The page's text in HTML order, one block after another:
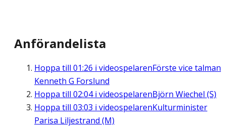
Anförandelista
Hoppa till 01:26 i videospelarenFörste vice talman
Kenneth G Forslund
Hoppa till 02:04i videospelarenBjörn Wiechel (S)
Hoppa till 03:03 i videospelarenKulturminister
Parisa Liljestrand (M)